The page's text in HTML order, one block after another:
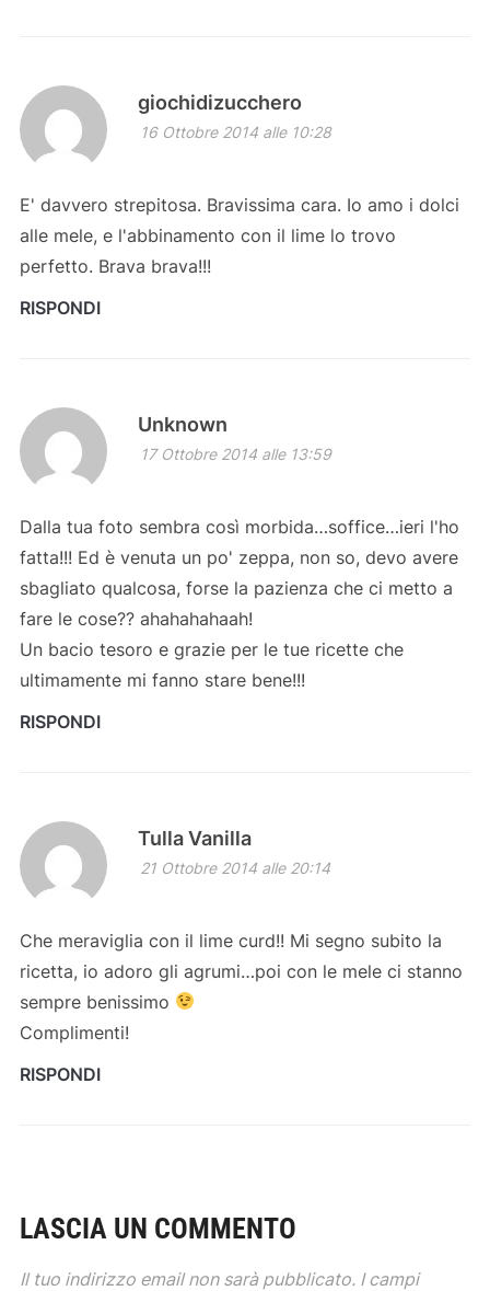
giochidizucchero
16 Ottobre 2014 alle 10:28
E' davvero strepitosa. Bravissima cara. Io amo i dolci
alle mele, e l'abbinamento con il lime lo trovo
perfetto. Brava brava!!!
RISPONDI
Unknown
17 Ottobre 2014 alle 13:59
Dalla tua foto sembra così morbida…soffice…ieri l'ho
fatta!!! Ed è venuta un po' zeppa, non so, devo avere
sbagliato qualcosa, forse la pazienza che ci metto a
fare le cose?? ahahahahaah!
Un bacio tesoro e grazie per le tue ricette che
ultimamente mi fanno stare bene!!!
RISPONDI
Tulla Vanilla
21 Ottobre 2014 alle 20:14
Che meraviglia con il lime curd!! Mi segno subito la
ricetta, io adoro gli agrumi…poi con le mele ci stanno
sempre benissimo
Complimenti!
RISPONDI
LASCIA UN COMMENTO
Il tuo indirizzo email non sarà pubblicato. I campi